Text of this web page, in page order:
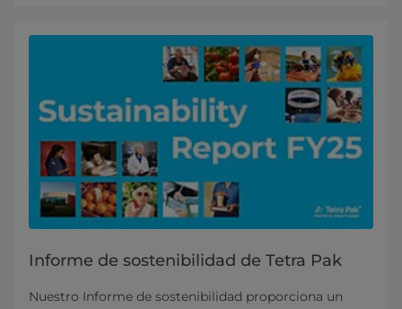
Informe de sostenibilidad de Tetra Pak
Nuestro Informe de sostenibilidad proporciona un